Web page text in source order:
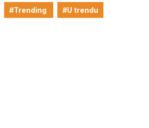
#Trending #U trendu